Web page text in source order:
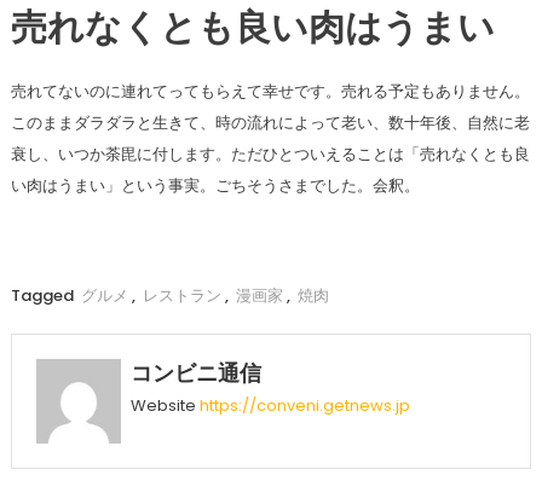
売れなくとも良い肉はうまい
売れてないのに連れてってもらえて幸せです。売れる予定もありません。
このままダラダラと生きて、時の流れによって老い、数十年後、自然に老
衰し、いつか荼毘に付します。ただひとついえることは「売れなくとも良
い肉はうまい」という事実。ごちそうさまでした。会釈。
Tagged グルメ , レストラン , 漫画家 , 焼肉
コンビニ通信
Website https://conveni.getnews.jp